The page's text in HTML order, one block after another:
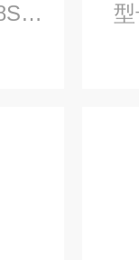
型号：HNAG1000-C4H8S-ZL